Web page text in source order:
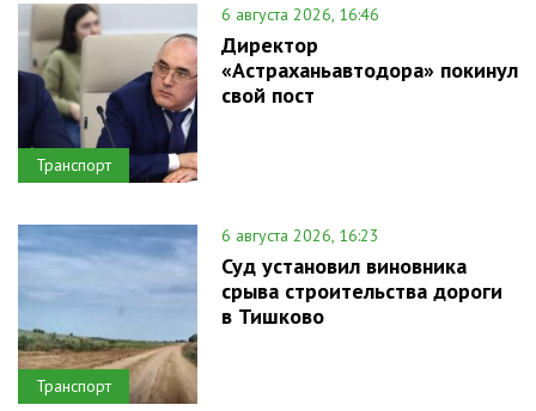
Транспорт
6 августа 2026, 16:46
Директор
«Астраханьавтодора» покинул
свой пост
Транспорт
6 августа 2026, 16:23
Суд установил виновника
срыва строительства дороги
в Тишково